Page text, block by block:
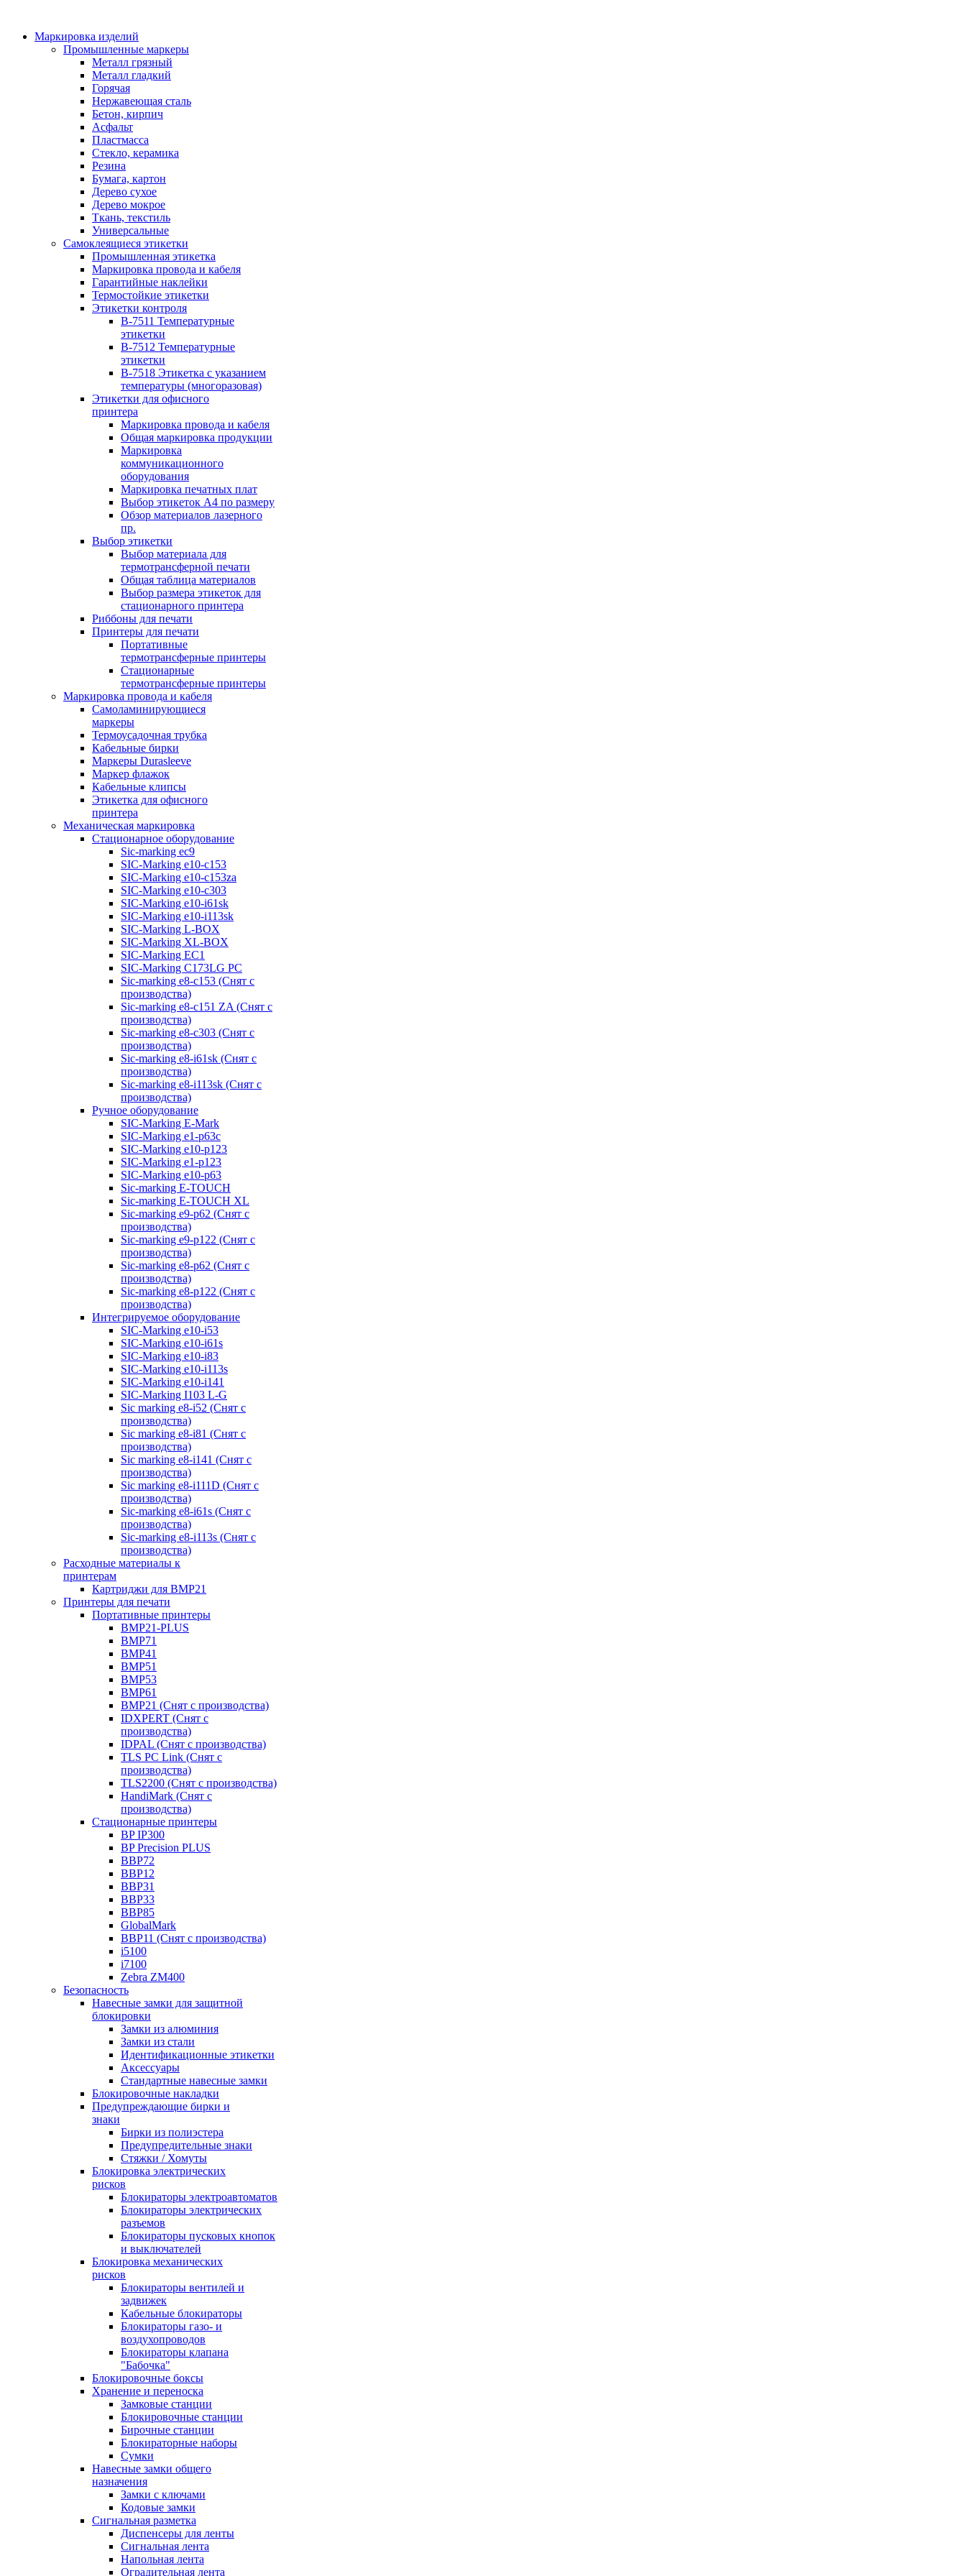
Маркировка изделий
Промышленные маркеры
Металл грязный
Металл гладкий
Горячая
Нержавеющая сталь
Бетон, кирпич
Асфальт
Пластмасса
Стекло, керамика
Резина
Бумага, картон
Дерево сухое
Дерево мокрое
Ткань, текстиль
Универсальные
Самоклеящиеся этикетки
Промышленная этикетка
Маркировка провода и кабеля
Гарантийные наклейки
Термостойкие этикетки
Этикетки контроля
B-7511 Температурные
этикетки
B-7512 Температурные
этикетки
B-7518 Этикетка с указанием
температуры (многоразовая)
Этикетки для офисного
принтера
Маркировка провода и кабеля
Общая маркировка продукции
Маркировка
коммуникационного
оборудования
Маркировка печатных плат
Выбор этикеток А4 по размеру
Обзор материалов лазерного
пр.
Выбор этикетки
Выбор материала для
термотрансферной печати
Общая таблица материалов
Выбор размера этикеток для
стационарного принтера
Риббоны для печати
Принтеры для печати
Портативные
термотрансферные принтеры
Стационарные
термотрансферные принтеры
Маркировка провода и кабеля
Самоламинирующиеся
маркеры
Термоусадочная трубка
Кабельные бирки
Маркеры Durasleeve
Маркер флажок
Кабельные клипсы
Этикетка для офисного
принтера
Механическая маркировка
Стационарное оборудование
Sic-marking ec9
SIC-Marking e10-c153
SIC-Marking e10-c153za
SIC-Marking e10-c303
SIC-Marking e10-i61sk
SIC-Marking e10-i113sk
SIC-Marking L-BOX
SIC-Marking XL-BOX
SIC-Marking EC1
SIC-Marking C173LG PC
Sic-marking e8-c153 (Снят с
производства)
Sic-marking e8-c151 ZA (Снят с
производства)
Sic-marking e8-c303 (Снят с
производства)
Sic-marking e8-i61sk (Снят с
производства)
Sic-marking e8-i113sk (Снят с
производства)
Ручное оборудование
SIC-Marking E-Mark
SIC-Marking e1-p63с
SIC-Marking e10-p123
SIC-Marking e1-p123
SIC-Marking e10-p63
Sic-marking E-TOUCH
Sic-marking E-TOUCH XL
Sic-marking e9-p62 (Снят с
производства)
Sic-marking e9-p122 (Снят с
производства)
Sic-marking e8-p62 (Снят с
производства)
Sic-marking e8-p122 (Снят с
производства)
Интегрируемое оборудование
SIC-Marking e10-i53
SIC-Marking e10-i61s
SIC-Marking e10-i83
SIC-Marking e10-i113s
SIC-Marking e10-i141
SIC-Marking I103 L-G
Sic marking e8-i52 (Снят с
производства)
Sic marking e8-i81 (Снят с
производства)
Sic marking e8-i141 (Снят с
производства)
Sic marking e8-i111D (Снят с
производства)
Sic-marking e8-i61s (Снят с
производства)
Sic-marking e8-i113s (Снят с
производства)
Расходные материалы к
принтерам
Картриджи для BMP21
Принтеры для печати
Портативные принтеры
BMP21-PLUS
BMP71
BMP41
BMP51
BMP53
BMP61
BMP21 (Снят с производства)
IDXPERT (Снят с
производства)
IDPAL (Снят с производства)
TLS PC Link (Снят с
производства)
TLS2200 (Снят с производства)
HandiMark (Снят с
производства)
Стационарные принтеры
BP IP300
BP Precision PLUS
BBP72
BBP12
BBP31
BBP33
BBP85
GlobalMark
BBP11 (Снят с производства)
i5100
i7100
Zebra ZM400
Безопасность
Навесные замки для защитной
блокировки
Замки из алюминия
Замки из стали
Идентификационные этикетки
Аксессуары
Стандартные навесные замки
Блокировочные накладки
Предупреждающие бирки и
знаки
Бирки из полиэстера
Предупредительные знаки
Стяжки / Хомуты
Блокировка электрических
рисков
Блокираторы электроавтоматов
Блокираторы электрических
разъемов
Блокираторы пусковых кнопок
и выключателей
Блокировка механических
рисков
Блокираторы вентилей и
задвижек
Кабельные блокираторы
Блокираторы газо- и
воздухопроводов
Блокираторы клапана
"Бабочка"
Блокировочные боксы
Хранение и переноска
Замковые станции
Блокировочные станции
Бирочные станции
Блокираторные наборы
Сумки
Навесные замки общего
назначения
Замки с ключами
Кодовые замки
Сигнальная разметка
Диспенсеры для ленты
Сигнальная лента
Напольная лента
Оградительная лента